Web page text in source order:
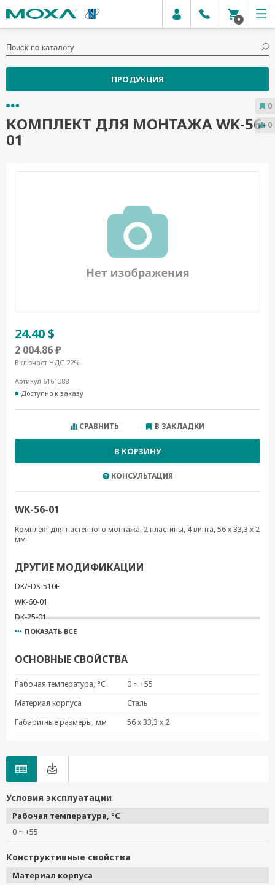
0
ПРОДУКЦИЯ
КОМПЛЕКТ ДЛЯ МОНТАЖА WK-56-
01
24.40 $
2 004.86 ₽
Включает НДС 22%
Артикул 6161388
Доступно к заказу
СРАВНИТЬ В ЗАКЛАДКИ
В КОРЗИНУ
КОНСУЛЬТАЦИЯ
WK-56-01
Комплект для настенного монтажа, 2 пластины, 4 винта, 56 х 33,3 х 2
мм
ДРУГИЕ МОДИФИКАЦИИ
DK/EDS-510E
WK-60-01
DK-25-01
DK-UP1200
WK-35-04
WK-44-01
WK-46
WK-32
RK-4U
DK-M12-305
DK-DC50131
DK-TN-5308
PK-DC2DOF
WK-55
WK-35-01
ПОКАЗАТЬ ВСЕ
ОСНОВНЫЕ СВОЙСТВА
Рабочая температура, °C
0 ~ +55
Материал корпуса
Сталь
Габаритные размеры, мм
56 x 33,3 x 2
Условия эксплуатации
Рабочая температура, °C
0 ~ +55
Конструктивные свойства
Материал корпуса
0
0